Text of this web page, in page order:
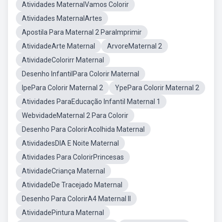
Atividades MaternalVamos Colorir
Atividades MaternalArtes
Apostila Para Maternal 2 ParaImprimir
AtividadeArte Maternal
ArvoreMaternal 2
AtividadeColorirr Maternal
Desenho InfantilPara Colorir Maternal
IpePara Colorir Maternal 2
YpePara Colorir Maternal 2
Atividades ParaEducação Infantil Maternal 1
WebvidadeMaternal 2 Para Colorir
Desenho Para ColorirAcolhida Maternal
AtividadesDIA E Noite Maternal
Atividades Para ColorirPrincesas
AtividadeCriança Maternal
AtividadeDe Tracejado Maternal
Desenho Para ColorirA4 Maternal II
AtividadePintura Maternal